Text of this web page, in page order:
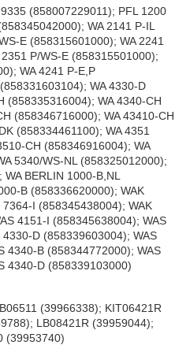
(858007229011); PFL 1200
WA 2141 P-IL
E (858315601000); WA 2241
P/WS-E (858315501000);
WA 4241 P-E,P
WA 4330-D
(858335316004); WA 4340-CH
(858346716000); WA 43410-CH
(858334461100); WA 4351
CH (858346916004); WA
5340/WS-NL (858325012000);
BERLIN 1000-B,NL
B (858336620000); WAK
I (858345438004); WAK
4151-I (858345638004); WAS
D (858339603004); WAS
4340-B (858344772000); WAS
4340-D (858339103000)
(39966338); KIT06421R
LB08421R (39959044);
(39953740)